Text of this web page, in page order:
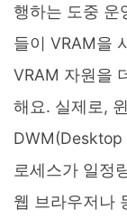
행하는 도중 운
들이 VRAM을
VRAM 자원을
해요. 실제로,
DWM(Desktop
로세스가 일정
웹 브라우저나